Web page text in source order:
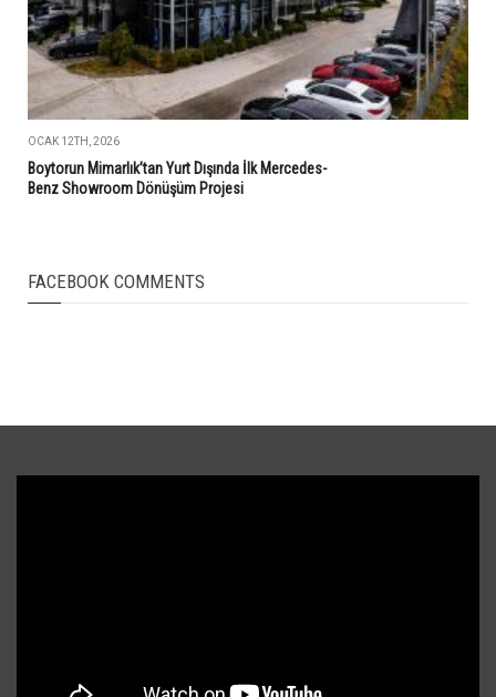
OCAK 12TH, 2026
Boytorun Mimarlık’tan Yurt Dışında İlk Mercedes-
Benz Showroom Dönüşüm Projesi
FACEBOOK COMMENTS